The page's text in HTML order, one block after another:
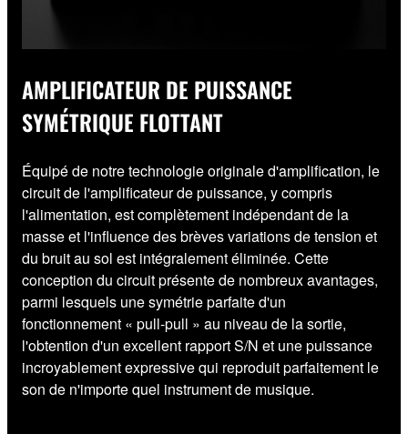
AMPLIFICATEUR DE PUISSANCE
SYMÉTRIQUE FLOTTANT
Équipé de notre technologie originale d'amplification, le
circuit de l'amplificateur de puissance, y compris
l'alimentation, est complètement indépendant de la
masse et l'influence des brèves variations de tension et
du bruit au sol est intégralement éliminée. Cette
conception du circuit présente de nombreux avantages,
parmi lesquels une symétrie parfaite d'un
fonctionnement « pull-pull » au niveau de la sortie,
l'obtention d'un excellent rapport S/N et une puissance
incroyablement expressive qui reproduit parfaitement le
son de n'importe quel instrument de musique.